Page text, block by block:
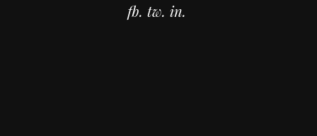
fb. tw. in.